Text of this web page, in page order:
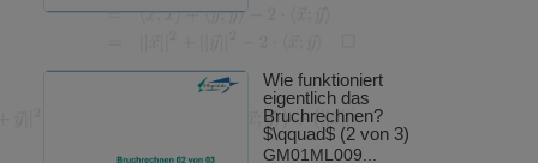
Wie funktioniert
eigentlich das
Bruchrechnen?
$\qquad$ (2 von 3)
GM01ML009...